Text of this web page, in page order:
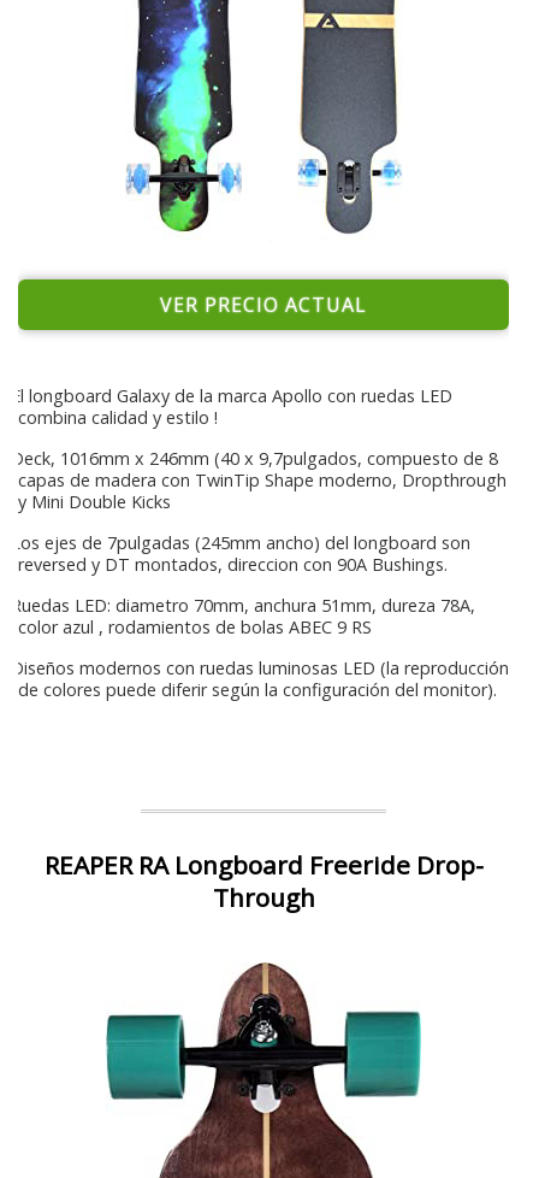
VER PRECIO ACTUAL
El longboard Galaxy de la marca Apollo con ruedas LED
combina calidad y estilo !
Deck, 1016mm x 246mm (40 x 9,7pulgados, compuesto de 8
capas de madera con TwinTip Shape moderno, Dropthrough
y Mini Double Kicks
Los ejes de 7pulgadas (245mm ancho) del longboard son
reversed y DT montados, direccion con 90A Bushings.
Ruedas LED: diametro 70mm, anchura 51mm, dureza 78A,
color azul , rodamientos de bolas ABEC 9 RS
Diseños modernos con ruedas luminosas LED (la reproducción
de colores puede diferir según la configuración del monitor).
REAPER RA Longboard Freeride Drop-
Through